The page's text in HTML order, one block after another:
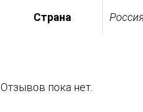
Страна
Отзывов пока нет.